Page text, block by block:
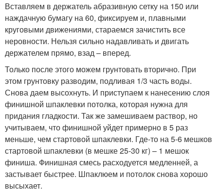
Вставляем в держатель абразивную сетку на 150 или
наждачную бумагу на 60, фиксируем и, плавными
круговыми движениями, стараемся зачистить все
неровности. Нельзя сильно надавливать и двигать
держателем прямо, взад – вперед.
Только после этого можем грунтовать вторично. При
этом грунтовку разводим, подливая 1/3 часть воды.
Снова даем высохнуть. И приступаем к нанесению слоя
финишной шпаклевки потолка, которая нужна для
придания гладкости. Так же замешиваем раствор, но
учитываем, что финишной уйдет примерно в 5 раз
меньше, чем стартовой шпаклевки. Где-то на 5-6 мешков
стартовой шпаклевки (в мешке 25-30 кг) – 1 мешок
финиша. Финишная смесь расходуется медленней, а
застывает быстрее. Шпаклюем и потолок снова хорошо
высыхает.